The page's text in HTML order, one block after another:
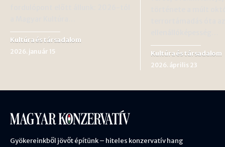
Kultúra és társadalom
2026. január 15 Kultúra és társadalom
2026. április 23
Gyökereinkből jövőt építünk – hiteles konzervatív hang